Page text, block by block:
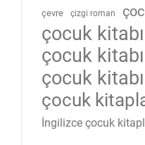
çevre çizgi roman
çocuk kitabı
çocuk
çocuk
çocuk
İngilizce çocuk